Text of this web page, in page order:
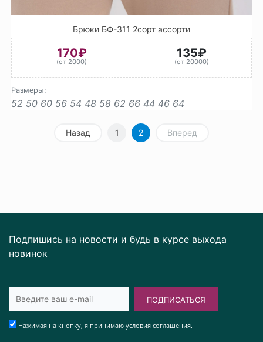
Брюки БФ-311 2сорт ассорти
170₽
(от 2000)
135₽
(от 20000)
Размеры:
52 50 60 56 54 48 58 62 66 44 46 64
Назад 1 2 Вперед
Подпишись на новости и будь в курсе выхода
новинок
ПОДПИСАТЬСЯ
Нажимая на кнопку, я принимаю условия соглашения.